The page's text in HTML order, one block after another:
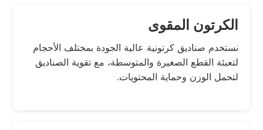
الكرتون المقوى
نستخدم صناديق كرتونية عالية الجودة بمختلف الأحجام
لتعبئة القطع الصغيرة والمتوسطة، مع تقوية الصناديق
لتحمل الوزن وحماية المحتويات.